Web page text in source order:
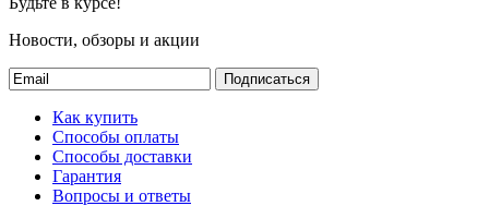
Новости, обзоры и акции
Подписаться
Как купить
Способы оплаты
Способы доставки
Гарантия
Вопросы и ответы